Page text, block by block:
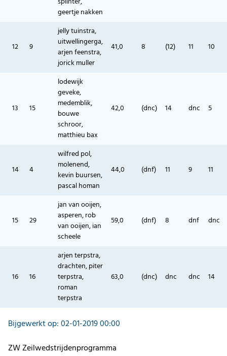
geertje nakken
12 9
jelly tuinstra,
uitwellingerga,
arjen feenstra,
jorick muller
41,0 8 (12) 11 10
13 15
lodewijk
geveke,
medemblik,
bouwe
schroor,
matthieu bax
42,0 (dnc) 14 dnc 5
14 4
wilfred pol,
molenend,
kevin buursen,
pascal homan
44,0 (dnf) 11 9 11
15 29
jan van ooijen,
asperen, rob
van ooijen, ian
scheele
59,0 (dnf) 8 dnf dnc
16 16
arjen terpstra,
drachten, piter
terpstra,
roman
terpstra
63,0 (dnc) dnc dnc 14
Bijgewerkt op: 02-01-2019 00:00
ZW Zeilwedstrijdenprogramma